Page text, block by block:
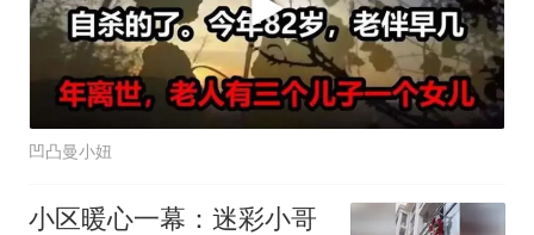
凹凸曼小妞
小区暖心一幕：迷彩小哥